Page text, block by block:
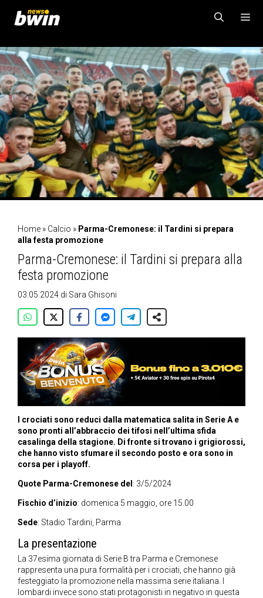
contenuto
MENU
Home » Calcio » Parma-Cremonese: il Tardini si prepara
alla festa promozione
Parma-Cremonese: il Tardini si prepara alla
festa promozione
03.05.2024 di Sara Ghisoni
I crociati sono reduci dalla matematica salita in Serie A e
sono pronti all’abbraccio dei tifosi nell’ultima sfida
casalinga della stagione. Di fronte si trovano i grigiorossi,
che hanno visto sfumare il secondo posto e ora sono in
corsa per i playoff.
Quote Parma-Cremonese del : 3/5/2024
Fischio d’inizio: domenica 5 maggio, ore 15.00
Sede: Stadio Tardini, Parma
La presentazione
La 37esima giornata di Serie B tra Parma e Cremonese
rappresenta una pura formalità per i crociati, che hanno già
festeggiato la promozione nella massima serie italiana. I
lombardi invece sono stati protagonisti in negativo in questa